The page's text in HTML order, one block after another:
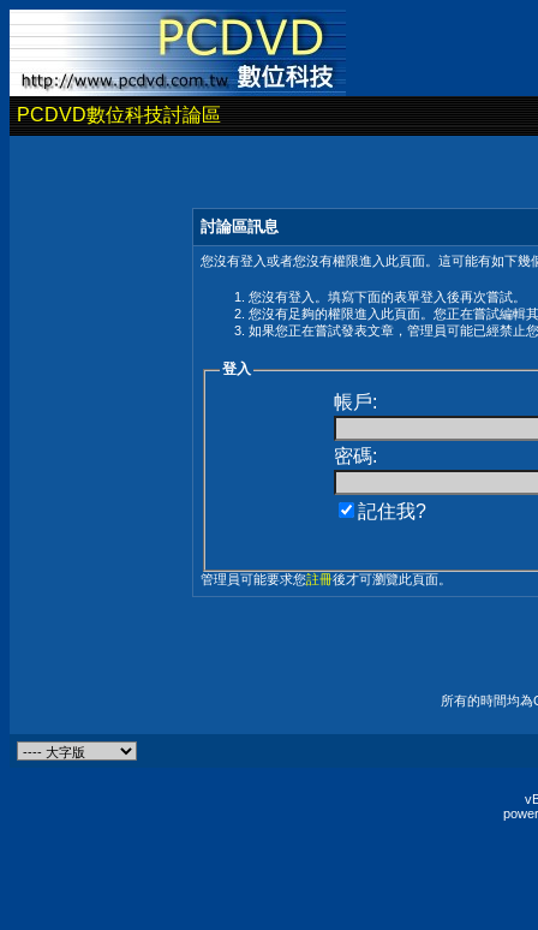
PCDVD數位科技討論區
討論區訊息
您沒有登入或者您沒有權限進入此頁面。這可能有如下幾
您沒有登入。填寫下面的表單登入後再次嘗試。
您沒有足夠的權限進入此頁面。您正在嘗試編輯
如果您正在嘗試發表文章，管理員可能已經禁止
登入
帳戶:
密碼:
記住我?
管理員可能要求您註冊後才可瀏覽此頁面。
所有的時間均為